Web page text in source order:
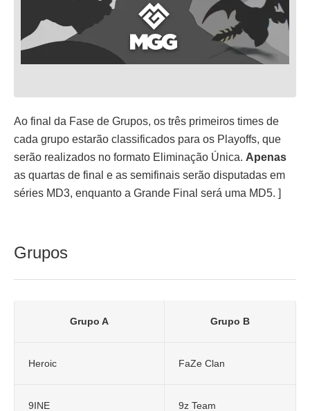
Ao final da Fase de Grupos, os três primeiros times de
cada grupo estarão classificados para os Playoffs, que
serão realizados no formato Eliminação Única. Apenas
as quartas de final e as semifinais serão disputadas em
séries MD3, enquanto a Grande Final será uma MD5. ]
Grupos
Grupo A Grupo B
Heroic FaZe Clan
9INE 9z Team